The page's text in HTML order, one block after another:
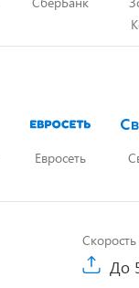
Евросеть
Скорость
До